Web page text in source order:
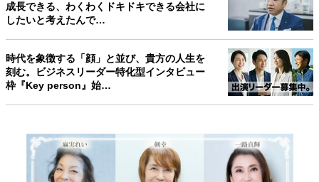
成長できる、わくわくドキドキできる会社に
したいと考えたんで…
時代を象徴する「顔」と並び、貴方の人生を
刻む。ビジネスリーダー特化型インタビュー
枠『Key person』始…